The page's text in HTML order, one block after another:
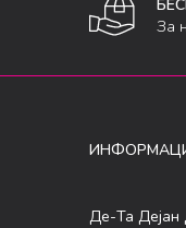
За
Де-Та